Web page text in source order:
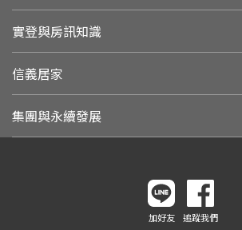
實登與房訊知識
信義居家
集團與永續發展
加好友 追蹤我們